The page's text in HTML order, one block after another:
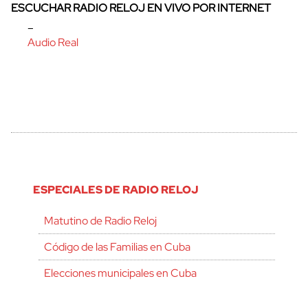
ESCUCHAR RADIO RELOJ EN VIVO POR INTERNET
–
Audio Real
ESPECIALES DE RADIO RELOJ
Matutino de Radio Reloj
Código de las Familias en Cuba
Elecciones municipales en Cuba